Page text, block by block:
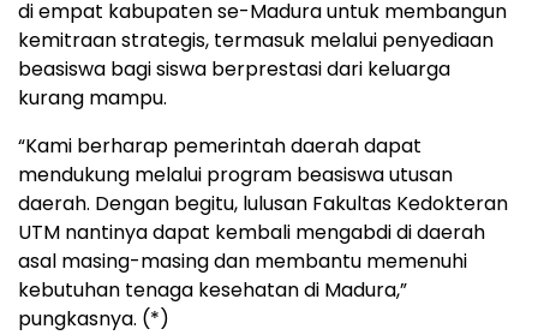
di empat kabupaten se-Madura untuk membangun
kemitraan strategis, termasuk melalui penyediaan
beasiswa bagi siswa berprestasi dari keluarga
kurang mampu.
“Kami berharap pemerintah daerah dapat
mendukung melalui program beasiswa utusan
daerah. Dengan begitu, lulusan Fakultas Kedokteran
UTM nantinya dapat kembali mengabdi di daerah
asal masing-masing dan membantu memenuhi
kebutuhan tenaga kesehatan di Madura,”
pungkasnya. (*)